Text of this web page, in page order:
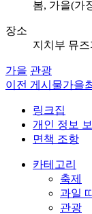
봄, 가을(가
장소
지치부 뮤
가을 관광
이전 게시물가을
링크집
개인 정보
면책 조항
카테고리
축제
과일
관광